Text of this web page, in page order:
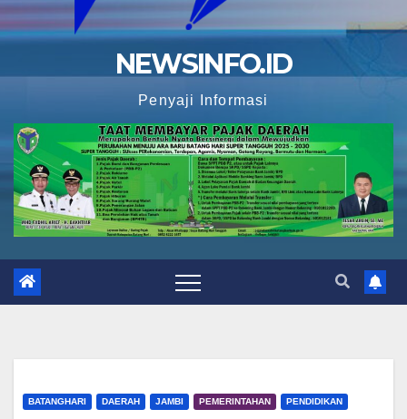
NEWSINFO.ID
Penyaji Informasi
BATANGHARI DAERAH JAMBI PEMERINTAHAN PENDIDIKAN